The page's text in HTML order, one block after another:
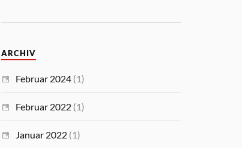
ARCHIV
Februar 2024 (1)
Februar 2022 (1)
Januar 2022 (1)